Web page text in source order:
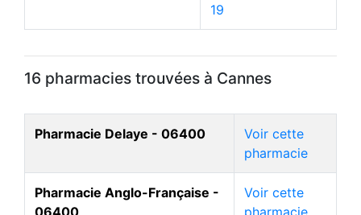
19
16 pharmacies trouvées à Cannes
Pharmacie Delaye - 06400
Voir cette
pharmacie
Pharmacie Anglo-Française -
06400
Voir cette
pharmacie